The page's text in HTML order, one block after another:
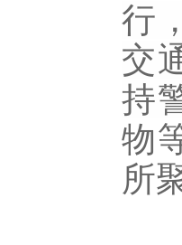
行
交
持
物
所